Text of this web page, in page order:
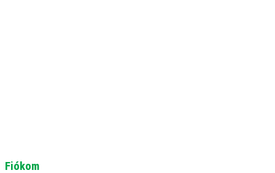
Fiókom